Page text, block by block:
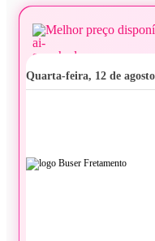
Melhor preço
quarta-feira, 12 de agosto